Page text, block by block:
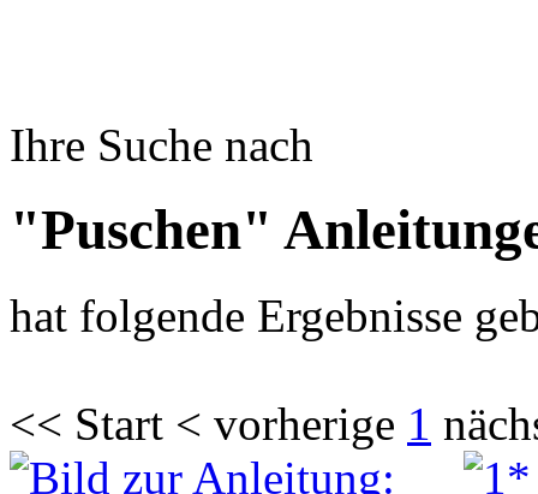
Ihre Suche nach
"Puschen"
hat folgende Ergebnisse
<< Start < vorherige 1